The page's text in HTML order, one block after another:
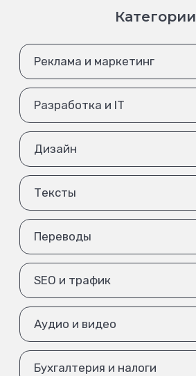
Категории
Реклама и маркетинг
Разработка и IT
Дизайн
Тексты
Переводы
SEO и трафик
Аудио и видео
Бухгалтерия и налоги